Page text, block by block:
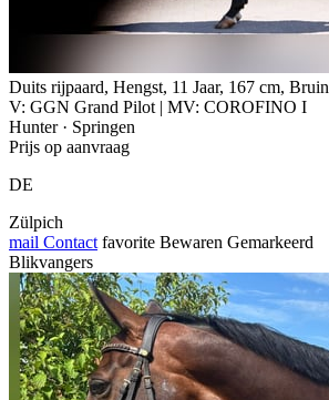
Duits rijpaard, Hengst, 11 Jaar, 167 cm, Bruin
V: GGN Grand Pilot | MV: COROFINO I
Hunter · Springen
Prijs op aanvraag
DE
Zülpich
mail Contact favorite Bewaren Gemarkeerd
Blikvangers